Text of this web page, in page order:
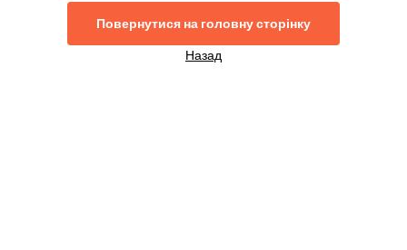
Повернутися на головну сторінку
Назад